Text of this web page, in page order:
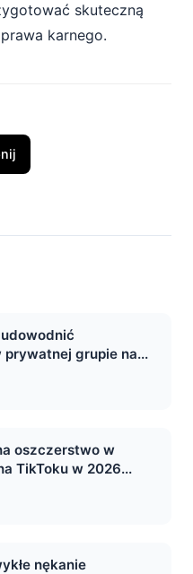
skuteczną
karnego.
prywatnej grupie na...
oszczerstwo w
TikToku w 2026...
nękanie